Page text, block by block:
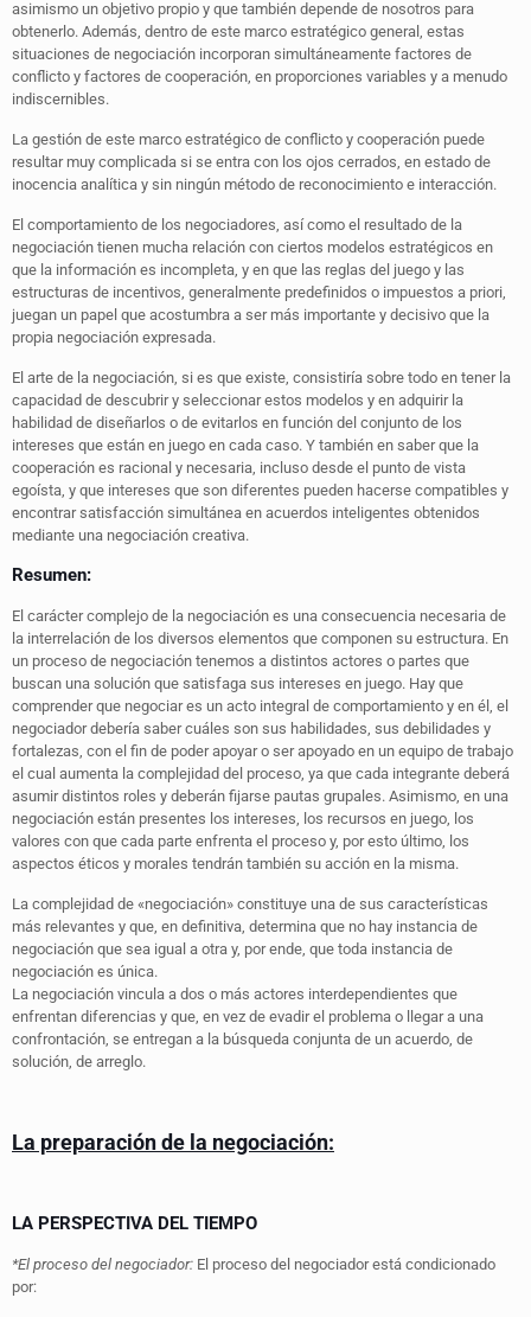
asimismo un objetivo propio y que también depende de nosotros para
obtenerlo. Además, dentro de este marco estratégico general, estas
situaciones de negociación incorporan simultáneamente factores de
conflicto y factores de cooperación, en proporciones variables y a menudo
indiscernibles.
La gestión de este marco estratégico de conflicto y cooperación puede
resultar muy complicada si se entra con los ojos cerrados, en estado de
inocencia analítica y sin ningún método de reconocimiento e interacción.
El comportamiento de los negociadores, así como el resultado de la
negociación tienen mucha relación con ciertos modelos estratégicos en
que la información es incompleta, y en que las reglas del juego y las
estructuras de incentivos, generalmente predefinidos o impuestos a priori,
juegan un papel que acostumbra a ser más importante y decisivo que la
propia negociación expresada.
El arte de la negociación, si es que existe, consistiría sobre todo en tener la
capacidad de descubrir y seleccionar estos modelos y en adquirir la
habilidad de diseñarlos o de evitarlos en función del conjunto de los
intereses que están en juego en cada caso. Y también en saber que la
cooperación es racional y necesaria, incluso desde el punto de vista
egoísta, y que intereses que son diferentes pueden hacerse compatibles y
encontrar satisfacción simultánea en acuerdos inteligentes obtenidos
mediante una negociación creativa.
Resumen:
El carácter complejo de la negociación es una consecuencia necesaria de
la interrelación de los diversos elementos que componen su estructura. En
un proceso de negociación tenemos a distintos actores o partes que
buscan una solución que satisfaga sus intereses en juego. Hay que
comprender que negociar es un acto integral de comportamiento y en él, el
negociador debería saber cuáles son sus habilidades, sus debilidades y
fortalezas, con el fin de poder apoyar o ser apoyado en un equipo de trabajo
el cual aumenta la complejidad del proceso, ya que cada integrante deberá
asumir distintos roles y deberán fijarse pautas grupales. Asimismo, en una
negociación están presentes los intereses, los recursos en juego, los
valores con que cada parte enfrenta el proceso y, por esto último, los
aspectos éticos y morales tendrán también su acción en la misma.
La complejidad de «negociación» constituye una de sus características
más relevantes y que, en definitiva, determina que no hay instancia de
negociación que sea igual a otra y, por ende, que toda instancia de
negociación es única.
La negociación vincula a dos o más actores interdependientes que
enfrentan diferencias y que, en vez de evadir el problema o llegar a una
confrontación, se entregan a la búsqueda conjunta de un acuerdo, de
solución, de arreglo.
La preparación de la negociación:
LA PERSPECTIVA DEL TIEMPO
*El proceso del negociador: El proceso del negociador está condicionado
por: